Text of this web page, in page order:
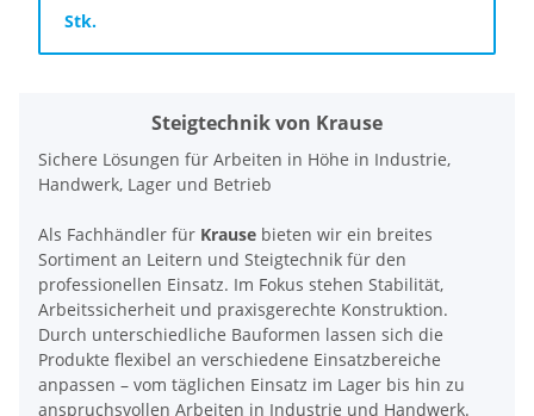
Stk.
Steigtechnik von Krause
Sichere Lösungen für Arbeiten in Höhe in Industrie,
Handwerk, Lager und Betrieb
Als Fachhändler für Krause bieten wir ein breites
Sortiment an Leitern und Steigtechnik für den
professionellen Einsatz. Im Fokus stehen Stabilität,
Arbeitssicherheit und praxisgerechte Konstruktion.
Durch unterschiedliche Bauformen lassen sich die
Produkte flexibel an verschiedene Einsatzbereiche
anpassen – vom täglichen Einsatz im Lager bis hin zu
anspruchsvollen Arbeiten in Industrie und Handwerk.